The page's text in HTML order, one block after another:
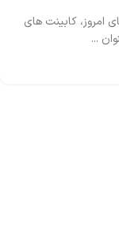
امروز، کابینت های
...